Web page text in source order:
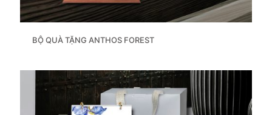
BỘ QUÀ TẶNG ANTHOS FOREST